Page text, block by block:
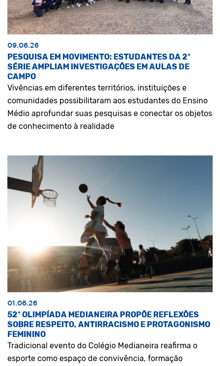
09.06.26
PESQUISA EM MOVIMENTO: ESTUDANTES DA 2ª
SÉRIE AMPLIAM INVESTIGAÇÕES EM AULAS DE
CAMPO
Vivências em diferentes territórios, instituições e
comunidades possibilitaram aos estudantes do Ensino
Médio aprofundar suas pesquisas e conectar os objetos
de conhecimento à realidade
01.06.26
52ª OLIMPÍADA MEDIANEIRA PROPÕE REFLEXÕES
SOBRE RESPEITO, ANTIRRACISMO E PROTAGONISMO
FEMININO
Tradicional evento do Colégio Medianeira reafirma o
esporte como espaço de convivência, formação